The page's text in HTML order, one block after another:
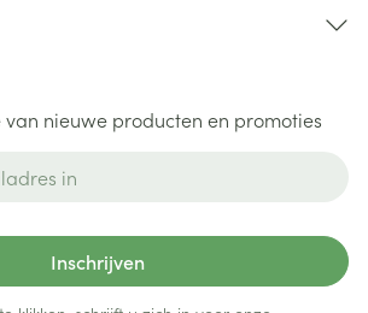
nieuwe producten en promoties
Inschrijven